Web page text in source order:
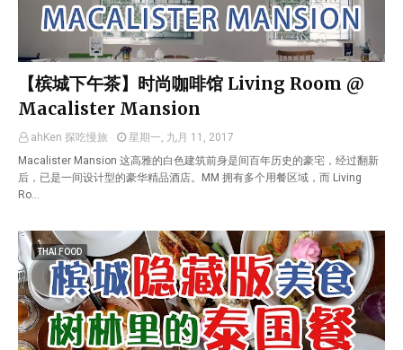
【槟城下午茶】时尚咖啡馆 Living Room @
Macalister Mansion
ahKen 探吃慢旅
星期一, 九月 11, 2017
Macalister Mansion 这高雅的白色建筑前身是间百年历史的豪宅，经过翻新
后，已是一间设计型的豪华精品酒店。MM 拥有多个用餐区域，而 Living
Ro…
THAI FOOD